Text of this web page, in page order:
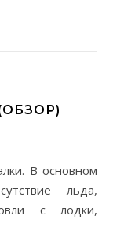
льда,
с лодки,